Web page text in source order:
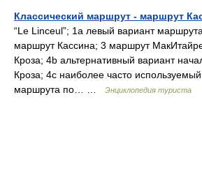
Классический маршрут - маршрут
“Le Linceul”; 1а левый вариант
маршрут Кассина; 3 маршрут
Кроза; 4b альтернативный вариант
Кроза; 4с наиболее часто
маршрута по… …
Энциклопедия туриста